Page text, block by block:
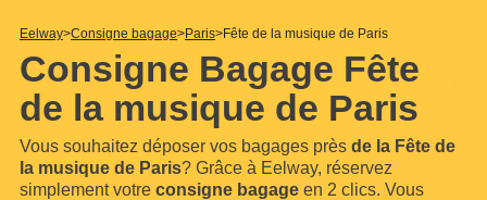
Eelway Consigne bagage Paris Fête de la musique de Paris
Consigne Bagage Fête
de la musique de Paris
Vous souhaitez déposer vos bagages près de la Fête de
la musique de Paris? Grâce à Eelway, réservez
simplement votre consigne bagage en 2 clics. Vous